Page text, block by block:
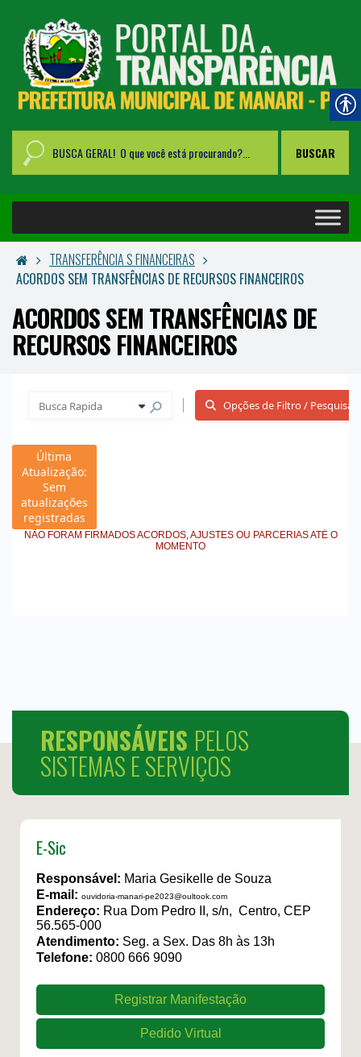
TRANSFERÊNCIA S FINANCEIRAS
ACORDOS SEM TRANSFÊNCIAS DE RECURSOS FINANCEIROS
ACORDOS SEM TRANSFÊNCIAS DE
RECURSOS FINANCEIROS
RESPONSÁVEIS PELOS
SISTEMAS E SERVIÇOS
E-Sic
Responsável: Maria Gesikelle de Souza
E-mail: ouvidoria-manari-pe2023@oultook.com
Endereço: Rua Dom Pedro II, s/n, Centro, CEP
56.565-000
Atendimento: Seg. a Sex. Das 8h às 13h
Telefone: 0800 666 9090
Registrar Manifestação
Pedido Virtual